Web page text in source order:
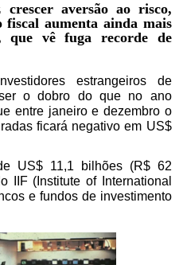
aversão ao risco,
fiscal aumenta ainda mais
que vê fuga recorde de
estrangeiros de
o dobro do que no ano
entre janeiro e dezembro o
ficará negativo em US$
US$ 11,1 bilhões (R$ 62
IIF (Institute of International
e fundos de investimento